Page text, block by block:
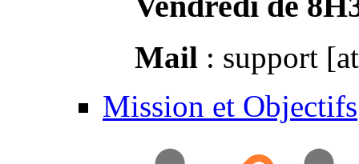
Mail : support
Mission et Objectifs